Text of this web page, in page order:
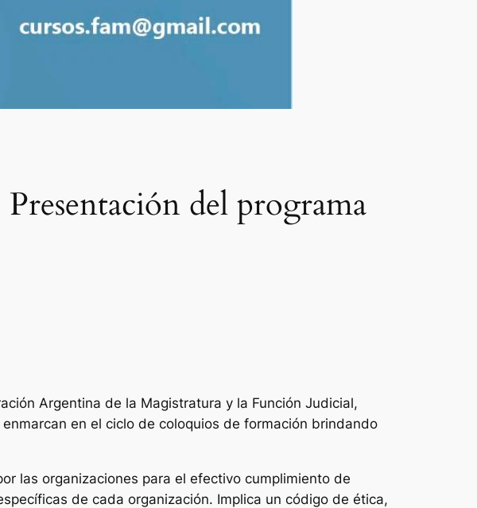
del programa
Argentina de la Magistratura y la Función Judicial,
en el ciclo de coloquios de formación brindando
las organizaciones para el efectivo cumplimiento de
de cada organización. Implica un código de ética,